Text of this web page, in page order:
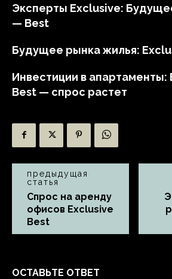
Эксперты Exclusive:
— Best
Будущее рынка жилья:
Инвестиции в апартаменты:
Best — спрос растет
предыдущая
статья
Спрос на аренду
офисов Exclusive
Best
ОСТАВЬТЕ ОТВЕТ